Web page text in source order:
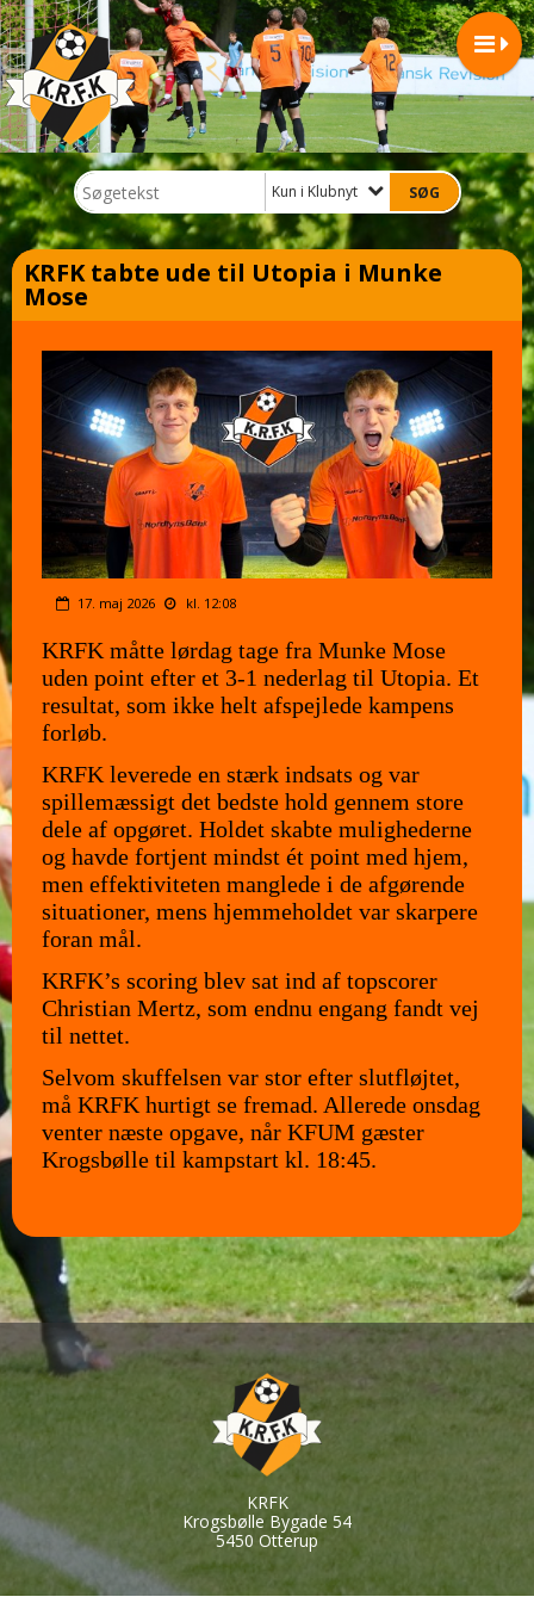
Kun i Klubnyt
KRFK tabte ude til Utopia i Munke
Mose
17. maj 2026 kl. 12:08
KRFK måtte lørdag tage fra Munke Mose
uden point efter et 3-1 nederlag til Utopia. Et
resultat, som ikke helt afspejlede kampens
forløb.
KRFK leverede en stærk indsats og var
spillemæssigt det bedste hold gennem store
dele af opgøret. Holdet skabte mulighederne
og havde fortjent mindst ét point med hjem,
men effektiviteten manglede i de afgørende
situationer, mens hjemmeholdet var skarpere
foran mål.
KRFK’s scoring blev sat ind af topscorer
Christian Mertz, som endnu engang fandt vej
til nettet.
Selvom skuffelsen var stor efter slutfløjtet,
må KRFK hurtigt se fremad. Allerede onsdag
venter næste opgave, når KFUM gæster
Krogsbølle til kampstart kl. 18:45.
KRFK
Krogsbølle Bygade 54
5450 Otterup